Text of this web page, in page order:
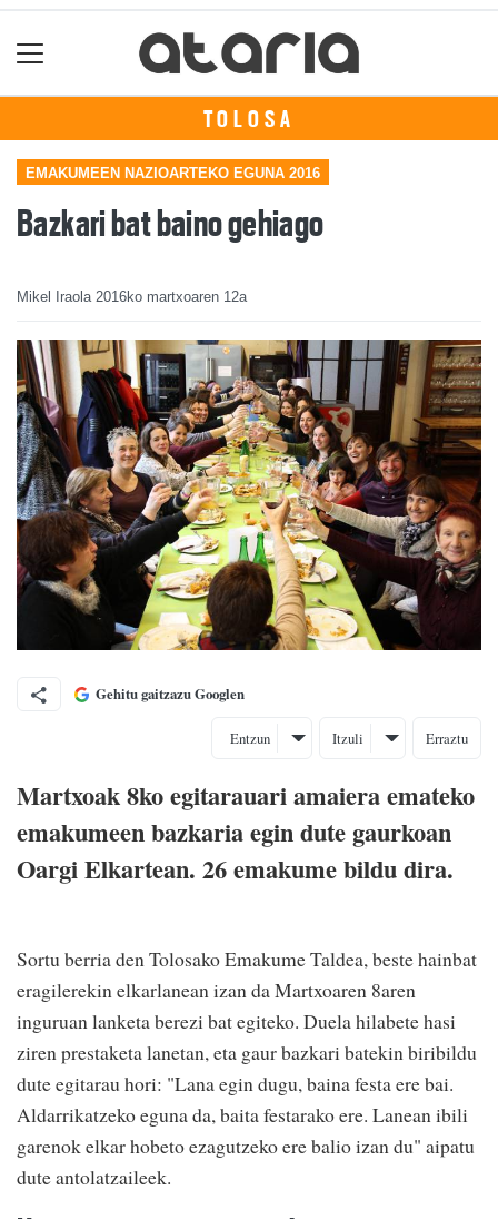
TOLOSA
EMAKUMEEN NAZIOARTEKO EGUNA 2016
Bazkari bat baino gehiago
Mikel Iraola 2016ko martxoaren 12a
Gehitu gaitzazu Googlen
Entzun Itzuli Erraztu
Martxoak 8ko egitarauari amaiera emateko
emakumeen bazkaria egin dute gaurkoan
Oargi Elkartean. 26 emakume bildu dira.
Sortu berria den Tolosako Emakume Taldea, beste hainbat
eragilerekin elkarlanean izan da Martxoaren 8aren
inguruan lanketa berezi bat egiteko. Duela hilabete hasi
ziren prestaketa lanetan, eta gaur bazkari batekin biribildu
dute egitarau hori: "Lana egin dugu, baina festa ere bai.
Aldarrikatzeko eguna da, baita festarako ere. Lanean ibili
garenok elkar hobeto ezagutzeko ere balio izan du" aipatu
dute antolatzaileek.